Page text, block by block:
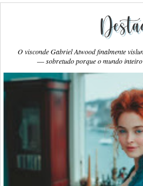
O visconde Gabriel Atwood finalmente
― sobretudo porque o mundo inteiro